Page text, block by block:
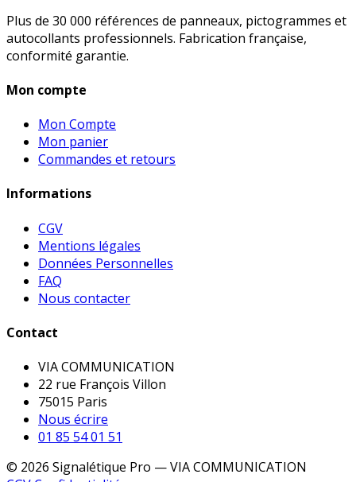
Plus de 30 000 références de panneaux, pictogrammes et
autocollants professionnels. Fabrication française,
conformité garantie.
Mon compte
Mon Compte
Mon panier
Commandes et retours
Informations
CGV
Mentions légales
Données Personnelles
FAQ
Nous contacter
Contact
VIA COMMUNICATION
22 rue François Villon
75015 Paris
Nous écrire
01 85 54 01 51
© 2026 Signalétique Pro — VIA COMMUNICATION